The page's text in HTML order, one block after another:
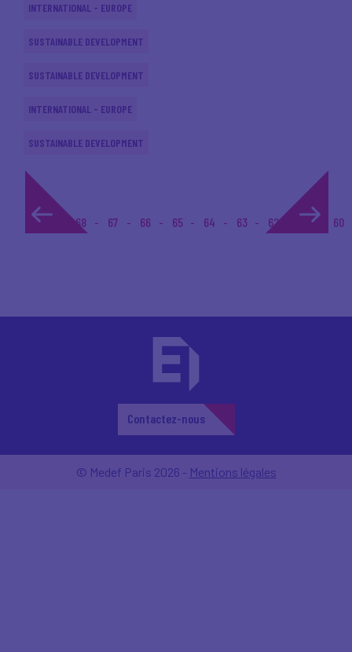
INTERNATIONAL - EUROPE
SUSTAINABLE DEVELOPMENT
SUSTAINABLE DEVELOPMENT
INTERNATIONAL - EUROPE
SUSTAINABLE DEVELOPMENT
1... 68 67 66 65 64 63 62 60
Contactez-nous
© Medef Paris 2026 - Mentions légales